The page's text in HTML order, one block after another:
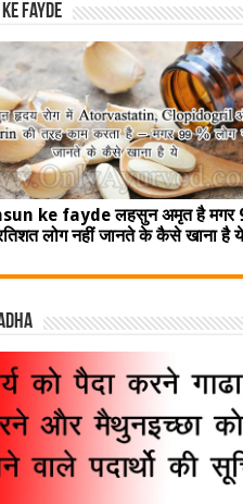
fayde
ke fayde लहसुन अमृत है मगर
लोग नहीं जानते के कैसे खाना है ये